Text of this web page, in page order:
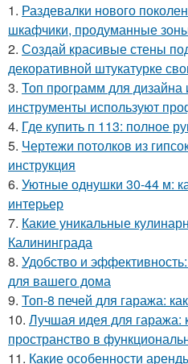
1. Раздевалки нового
шкафчики, продуманные
2. Создай красивые стены
декоративной штукатурке
3. Топ программ для дизайна
инструменты используют
4. Где купить п 113: полное
5. Чертежи потолков из
инструкция
6. Уютные однушки 30-44 м:
интерьер
7. Какие уникальные
Калининграда
8. Удобство и
для вашего дома
9. Топ-8 печей для гаража:
10. Лучшая идея для гаража:
пространство в
11. Какие особенности